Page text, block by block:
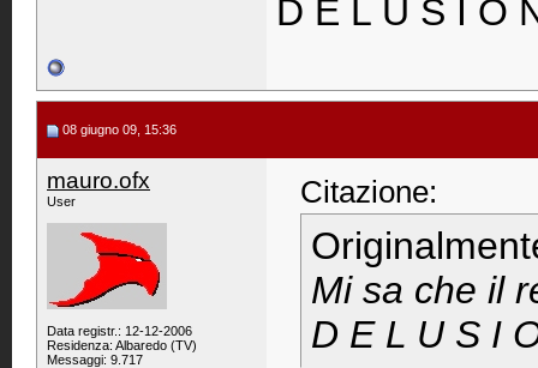
D E L U S I O
08 giugno 09, 15:36
mauro.ofx
User
Data registr.: 12-12-2006
Residenza: Albaredo (TV)
Messaggi: 9.717
Citazione:
Mi sa che il
D E L U S I